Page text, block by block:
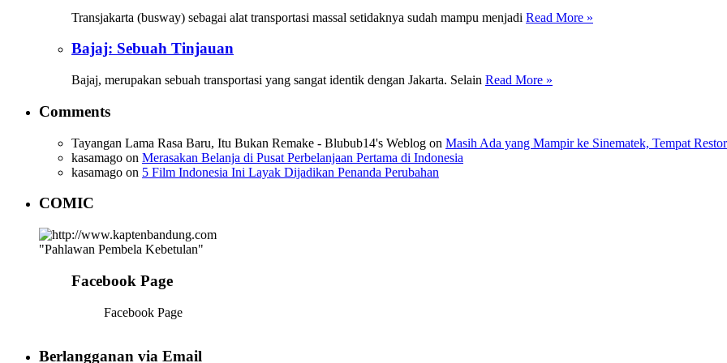
Transjakarta (busway) sebagai alat transportasi massal setidaknya sudah mampu menjadi Read More »
Bajaj: Sebuah Tinjauan
Bajaj, merupakan sebuah transportasi yang sangat identik dengan Jakarta. Selain Read More »
Comments
Tayangan Lama Rasa Baru, Itu Bukan Remake - Blubub14's Weblog on Masih Ada yang Mampir ke Sinematek, Tempat
kasamago on Merasakan Belanja di Pusat Perbelanjaan Pertama di Indonesia
kasamago on 5 Film Indonesia Ini Layak Dijadikan Penanda Perubahan
COMIC
"Pahlawan Pembela Kebetulan"
Facebook Page
Facebook Page
Berlangganan via Email